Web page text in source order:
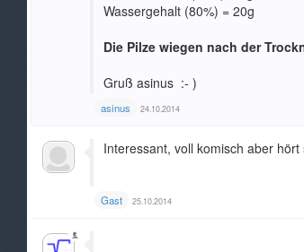
Wassergehalt (80%) = 20g
Die Pilze wiegen nach der
Gruß asinus :- )
asinus 24.10.2014
Interessant, voll komisch aber hört
Gast 25.10.2014